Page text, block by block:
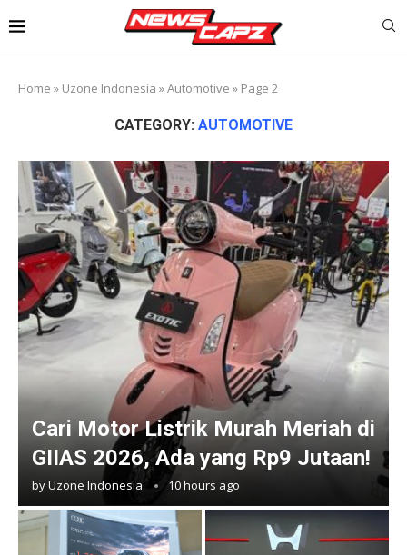
Home » Uzone Indonesia »Automotive » Page 2
CATEGORY: AUTOMOTIVE
Cari Motor Listrik Murah Meriah di
GIIAS 2026, Ada yang Rp9 Jutaan!
byUzone Indonesia 10 hours ago